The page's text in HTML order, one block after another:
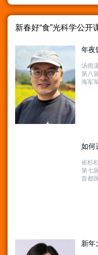
新春好“食”光科学公开
年夜
汤雨
第八
海军
如何
崔杉
第七
首都
新年